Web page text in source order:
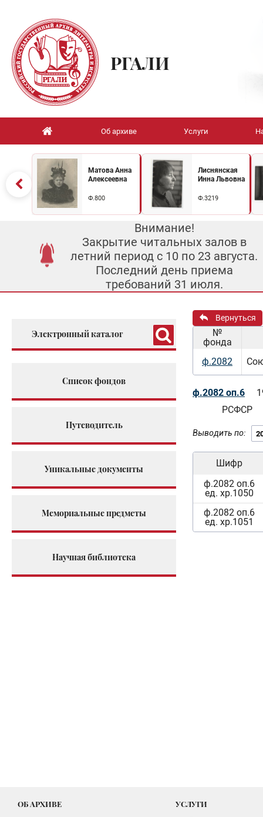
РГАЛИ
Об архиве Услуги
Матова Анна
Алексеевна
Ф.800
Лиснянская
Инна Львовна
Ф.3219
Внимание!
Закрытие читальных залов в
летний период с 10 по 23 августа.
Последний день приема
требований 31 июля.
Электронный каталог
Список фондов
Путеводитель
Уникальные документы
Мемориальные предметы
Научная библиотека
Вернуться
№
фонда
ф.2082
ф.2082 оп.6
РСФСР
Выводить по:
Шифр
ф.2082 оп.6
ед. хр.1050
ф.2082 оп.6
ед. хр.1051
ОБ АРХИВЕ УСЛУГИ